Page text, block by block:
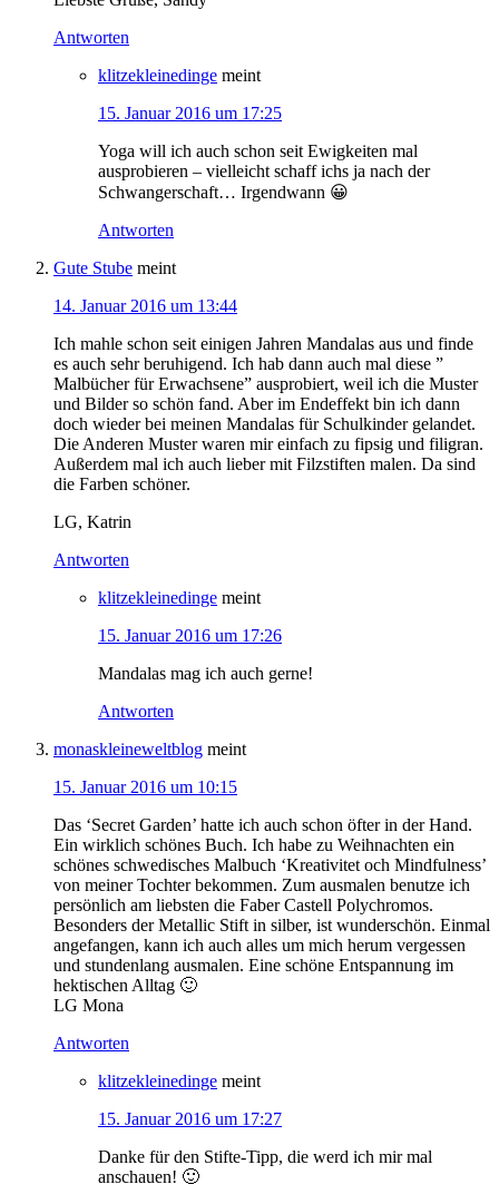
Antworten
klitzekleinedinge meint
15. Januar 2016 um 17:25
Yoga will ich auch schon seit Ewigkeiten mal
ausprobieren – vielleicht schaff ichs ja nach der
Schwangerschaft… Irgendwann 😀
Antworten
Gute Stube meint
14. Januar 2016 um 13:44
Ich mahle schon seit einigen Jahren Mandalas aus und finde
es auch sehr beruhigend. Ich hab dann auch mal diese ”
Malbücher für Erwachsene” ausprobiert, weil ich die Muster
und Bilder so schön fand. Aber im Endeffekt bin ich dann
doch wieder bei meinen Mandalas für Schulkinder gelandet.
Die Anderen Muster waren mir einfach zu fipsig und filigran.
Außerdem mal ich auch lieber mit Filzstiften malen. Da sind
die Farben schöner.
LG, Katrin
Antworten
klitzekleinedinge meint
15. Januar 2016 um 17:26
Mandalas mag ich auch gerne!
Antworten
monaskleineweltblog meint
15. Januar 2016 um 10:15
Das ‘Secret Garden’ hatte ich auch schon öfter in der Hand.
Ein wirklich schönes Buch. Ich habe zu Weihnachten ein
schönes schwedisches Malbuch ‘Kreativitet och Mindfulness’
von meiner Tochter bekommen. Zum ausmalen benutze ich
persönlich am liebsten die Faber Castell Polychromos.
Besonders der Metallic Stift in silber, ist wunderschön. Einmal
angefangen, kann ich auch alles um mich herum vergessen
und stundenlang ausmalen. Eine schöne Entspannung im
hektischen Alltag 🙂
LG Mona
Antworten
klitzekleinedinge meint
15. Januar 2016 um 17:27
Danke für den Stifte-Tipp, die werd ich mir mal
anschauen! 🙂